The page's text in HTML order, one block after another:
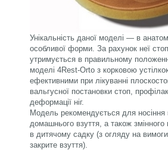
Унікальність даної моделі — в
особливої форми. За рахунок неї
утримується в правильному
моделі 4Rest-Orto з корковою
ефективними при лікуванні
вальгусної постановки стоп,
деформації ніг.
Модель рекомендується для носіння
домашнього взуття, а також
в дитячому садку (з огляду на
закрите взуття).